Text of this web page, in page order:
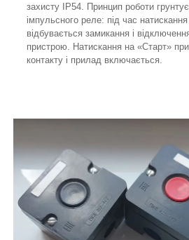
захисту IP54. Принцип роботи
імпульсного реле: під час
відбувається замикання і
пристрою. Натискання на «Старт»
контакту і прилад включається.